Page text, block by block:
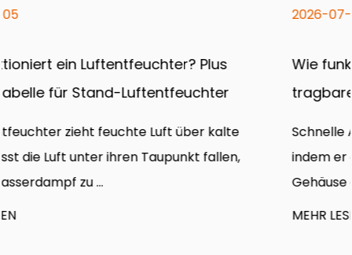
Wie funktionieren Kanalventilatoren?
tragbare Metallgebläse und CFM-
Schnelle Antwort Ein Kanalventilator funktioniert,
indem er ein motorbetriebenes Laufrad in
Gehäuse dreht...